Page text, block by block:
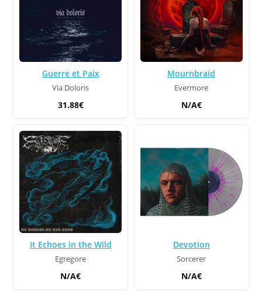
Guerre et Paix
Via Doloris
31.88€
Mournbraid
Evermore
N/A€
It Echoes in the Wild
Egregore
N/A€
Devotion
Sorcerer
N/A€